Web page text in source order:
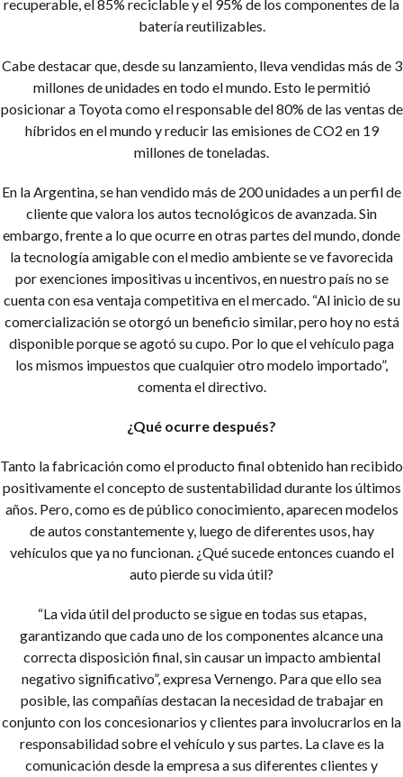
recuperable, el 85% reciclable y el 95% de los componentes de la
batería reutilizables.
Cabe destacar que, desde su lanzamiento, lleva vendidas más de 3
millones de unidades en todo el mundo. Esto le permitió
posicionar a Toyota como el responsable del 80% de las ventas de
híbridos en el mundo y reducir las emisiones de CO2 en 19
millones de toneladas.
En la Argentina, se han vendido más de 200 unidades a un perfil de
cliente que valora los autos tecnológicos de avanzada. Sin
embargo, frente a lo que ocurre en otras partes del mundo, donde
la tecnología amigable con el medio ambiente se ve favorecida
por exenciones impositivas u incentivos, en nuestro país no se
cuenta con esa ventaja competitiva en el mercado. “Al inicio de su
comercialización se otorgó un beneficio similar, pero hoy no está
disponible porque se agotó su cupo. Por lo que el vehículo paga
los mismos impuestos que cualquier otro modelo importado”,
comenta el directivo.
¿Qué ocurre después?
Tanto la fabricación como el producto final obtenido han recibido
positivamente el concepto de sustentabilidad durante los últimos
años. Pero, como es de público conocimiento, aparecen modelos
de autos constantemente y, luego de diferentes usos, hay
vehículos que ya no funcionan. ¿Qué sucede entonces cuando el
auto pierde su vida útil?
“La vida útil del producto se sigue en todas sus etapas,
garantizando que cada uno de los componentes alcance una
correcta disposición final, sin causar un impacto ambiental
negativo significativo”, expresa Vernengo. Para que ello sea
posible, las compañías destacan la necesidad de trabajar en
conjunto con los concesionarios y clientes para involucrarlos en la
responsabilidad sobre el vehículo y sus partes. La clave es la
comunicación desde la empresa a sus diferentes clientes y